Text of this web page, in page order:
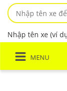
Nhập tên xe (ví
MENU